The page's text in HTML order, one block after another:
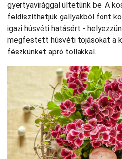
gyertyavirággal ültetünk be. A
feldíszíthetjük gallyakból font
igazi húsvéti hatásért -
megfestett húsvéti tojásokat a
fészkünket apró tollakkal.